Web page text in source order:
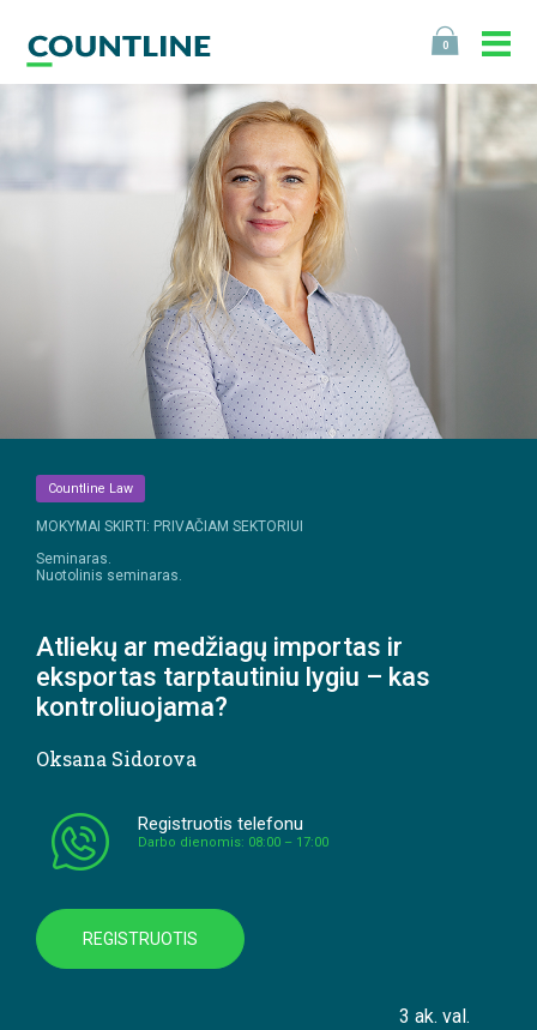
0
Countline Law
MOKYMAI SKIRTI: PRIVAČIAM SEKTORIUI
Seminaras.
Nuotolinis seminaras.
Atliekų ar medžiagų importas ir
eksportas tarptautiniu lygiu – kas
kontroliuojama?
Oksana Sidorova
Registruotis telefonu
Darbo dienomis: 08:00 – 17:00
REGISTRUOTIS
3 ak. val.